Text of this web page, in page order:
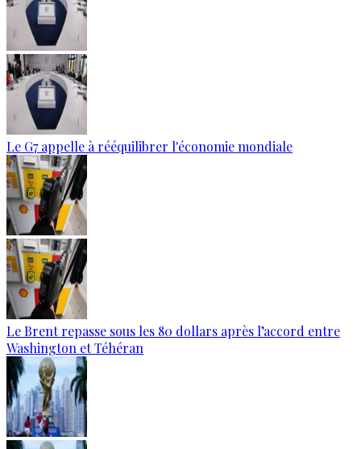
Le G7 appelle à rééquilibrer l'économie mondiale
Le Brent repasse sous les 80 dollars après l’accord entre
Washington et Téhéran